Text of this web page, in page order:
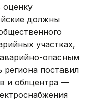
оценку
должны
участках,
опасным
региона поставил
и облцентра —